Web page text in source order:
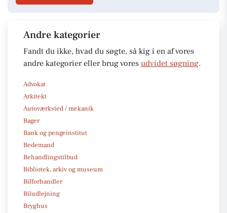
Andre kategorier
Fandt du ikke, hvad du søgte, så kig i en af vores
andre kategorier eller brug vores udvidet søgning.
Advokat
Arkitekt
Autoværksted / mekanik
Bager
Bank og pengeinstitut
Bedemand
Behandlingstilbud
Bibliotek, arkiv og museum
Bilforhandler
Biludlejning
Bryghus